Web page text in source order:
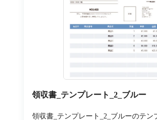
領収書_テンプレート_2_ブルー
領収書_テンプレート_2_ブルーのテン